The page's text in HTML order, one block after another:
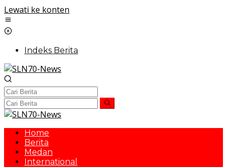
Lewati ke konten
Indeks Berita
Home
Berita
Medan
International